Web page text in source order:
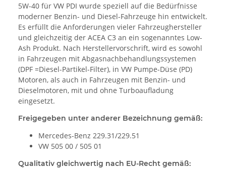
5W-40 für VW PDI wurde speziell auf die Bedürfnisse
moderner Benzin- und Diesel-Fahrzeuge hin entwickelt.
Es erfüllt die Anforderungen vieler Fahrzeughersteller
und gleichzeitig der ACEA C3 an ein sogenanntes Low-
Ash Produkt. Nach Herstellervorschrift, wird es sowohl
in Fahrzeugen mit Abgasnachbehandlungssystemen
(DPF =Diesel-Partikel-Filter), in VW Pumpe-Düse (PD)
Motoren, als auch in Fahrzeugen mit Benzin- und
Dieselmotoren, mit und ohne Turboaufladung
eingesetzt.
Freigegeben unter anderer Bezeichnung gemäß:
Mercedes-Benz 229.31/229.51
VW 505 00 / 505 01
Qualitativ gleichwertig nach EU-Recht gemäß: